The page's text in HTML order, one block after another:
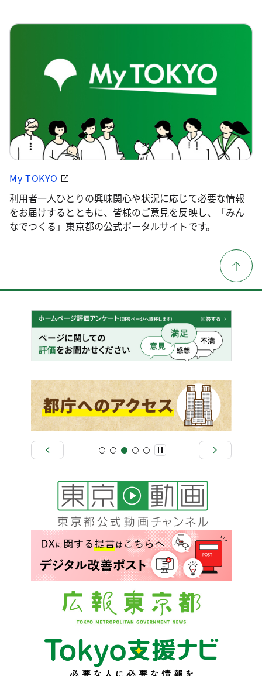
My TOKYO
利用者一人ひとりの興味関心や状況に応じて必要な情報
をお届けするとともに、皆様のご意見を反映し、「みん
なでつくる」東京都の公式ポータルサイトです。